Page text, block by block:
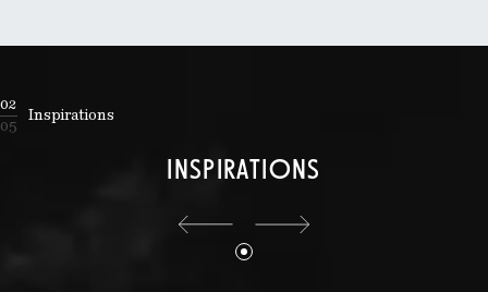
02
05
Inspirations
INSPIRATIONS